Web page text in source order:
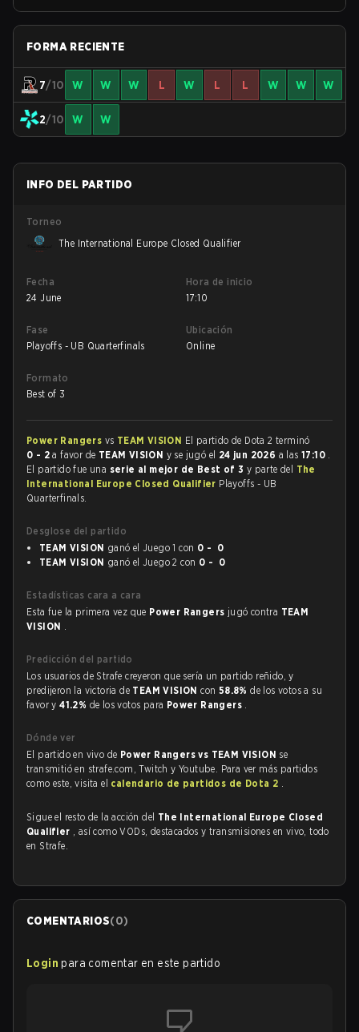
FORMA RECIENTE
7/10 W W W L W L L W W W
2/10 W W
INFO DEL PARTIDO
Torneo
The International Europe Closed Qualifier
Fecha
24 June
Hora de inicio
17:10
Fase
Playoffs - UB Quarterfinals
Ubicación
Online
Formato
Best of 3
Power Rangers vs TEAM VISION El partido de Dota 2 terminó
0 - 2 a favor de TEAM VISION y se jugó el 24 jun 2026 a las17:10 .
El partido fue una serie al mejor de Best of 3 y parte del The
International Europe Closed Qualifier Playoffs - UB
Quarterfinals.
Desglose del partido
TEAM VISION ganó el Juego 1 con 0 - 0
TEAM VISION ganó el Juego 2 con 0 - 0
Estadísticas cara a cara
Esta fue la primera vez que Power Rangers jugó contra TEAM
VISION .
Predicción del partido
Los usuarios de Strafe creyeron que sería un partido reñido, y
predijeron la victoria de TEAM VISIONcon 58.8%de los votos a su
favor y41.2% de los votos para Power Rangers .
Dónde ver
El partido en vivo de Power Rangers vs TEAM VISION se
transmitió en strafe.com, Twitch y Youtube. Para ver más partidos
como este, visita el calendario de partidos de Dota 2 .
Sigue el resto de la acción del The International Europe Closed
Qualifier , así como VODs, destacados y transmisiones en vivo, todo
en Strafe.
COMENTARIOS(0)
Login para comentar en este partido